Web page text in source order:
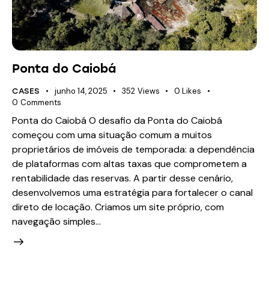
Ponta do Caiobá
CASES junho 14, 2025 352 Views 0 Likes
0 Comments
Ponta do Caiobá O desafio da Ponta do Caiobá
começou com uma situação comum a muitos
proprietários de imóveis de temporada: a dependência
de plataformas com altas taxas que comprometem a
rentabilidade das reservas. A partir desse cenário,
desenvolvemos uma estratégia para fortalecer o canal
direto de locação. Criamos um site próprio, com
navegação simples…